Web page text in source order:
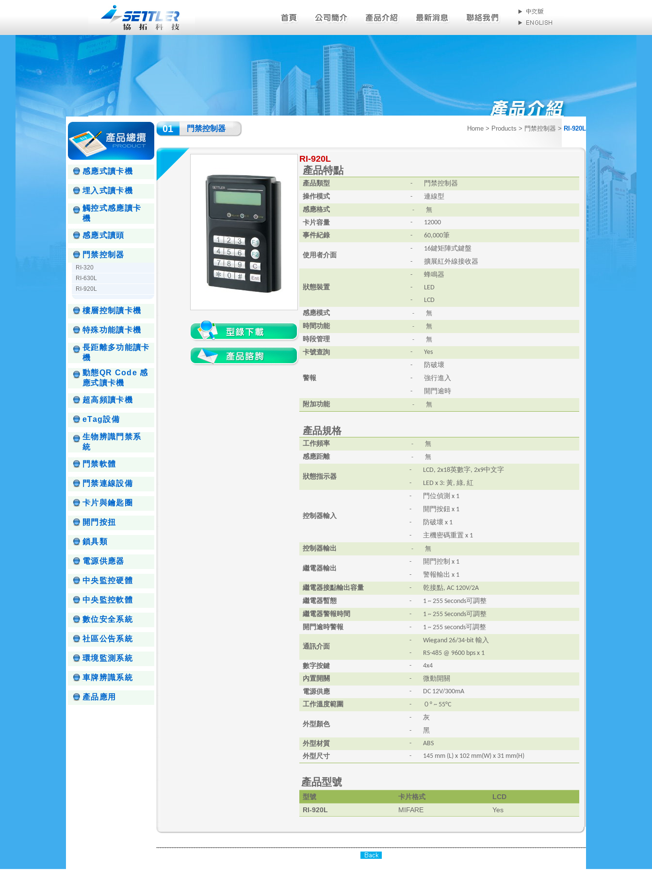
感應式讀卡機
埋入式讀卡機
觸控式感應讀卡
機
感應式讀頭
門禁控制器
RI-320
RI-630L
RI-920L
樓層控制讀卡機
特殊功能讀卡機
長距離多功能讀卡
機
動態QR Code 感
應式讀卡機
超高頻讀卡機
eTag設備
生物辨識門禁系
統
門禁軟體
門禁連線設備
卡片與鑰匙圈
開門按扭
鎖具類
電源供應器
中央監控硬體
中央監控軟體
數位安全系統
社區公告系統
環境監測系統
車牌辨識系統
產品應用
01 門禁控制器 Home > Products > 門禁控制器 > RI-920L
RI-920L
產品特點
產品類型 -
門禁控制器
操作模式
-
連線型
感應格式
- 無
卡片容量 -
12000
事件紀錄
- 60,000筆
使用者介面
- 16鍵矩陣式鍵盤
-
擴展紅外線接收器
狀態裝置
-
蜂鳴器
-
LED
-
LCD
感應模式
- 無
時間功能 - 無
時段管理 - 無
卡號查詢 - Yes
警報
-
防破壞
-
強行進入
-
開門逾時
附加功能
- 無
產品規格
工作頻率 - 無
感應距離 - 無
狀態指示器
- LCD, 2x18英數字, 2x9中文字
-
LED x 3:黃,綠,紅
控制器輸入
- 門位偵測 x 1
-
開門按鈕 x 1
-
防破壞 x 1
-
主機密碼重置 x 1
控制器輸出
- 無
繼電器輸出
- 開門控制 x 1
-
警報輸出 x 1
繼電器接點輸出容量
- 乾接點, AC 120V/2A
繼電器暫態
- 1 ~ 255 Seconds可調整
繼電器警報時間
- 1 ~ 255 Seconds可調整
開門逾時警報
- 1 ~ 255 seconds可調整
通訊介面
- Wiegand 26/34-bit輸入
-
RS-485 @ 9600 bps x 1
數字按鍵
-
4x4
內置開關
-
微動開關
電源供應
-
DC 12V/300mA
工作溫度範圍
- ０° ~ 55°C
外型顏色
-
灰
-
黑
外型材質
-
ABS
外型尺寸
- 145 mm (L) x 102 mm(W) x 31 mm(H)
產品型號
型號 卡片格式
LCD
RI-920L
MIFARE Yes